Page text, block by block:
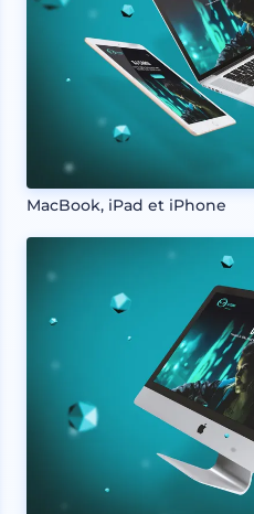
MacBook, iPad et iPhone